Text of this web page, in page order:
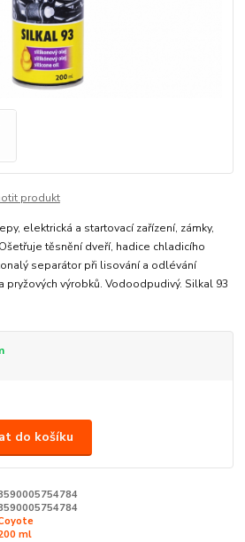
produkt
elektrická a startovací zařízení, zámky,
těsnění dveří, hadice chladicího
separátor při lisování a odlévání
pryžových výrobků. Vodoodpudivý. Silkal 93
do košíku
ml